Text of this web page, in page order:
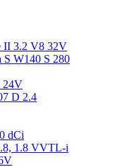
II 3.2 V8 32V
S W140 S 280
24V
D 2.4
dCi
1.8 VVTL-i